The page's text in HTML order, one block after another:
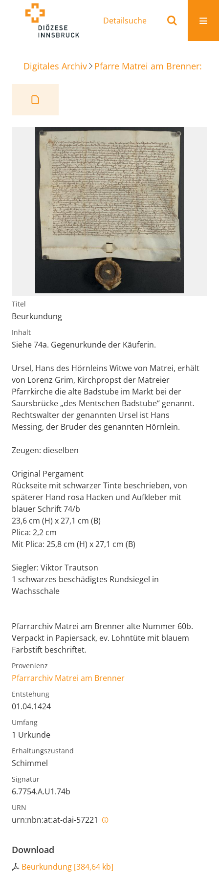
Detailsuche
Digitales Archiv Pfarre Matrei am Brenner:
Titel
Beurkundung
Inhalt
Siehe 74a. Gegenurkunde der Käuferin.
Ursel, Hans des Hörnleins Witwe von Matrei, erhält
von Lorenz Grim, Kirchpropst der Matreier
Pfarrkirche die alte Badstube im Markt bei der
Saursbrücke „des Mentschen Badstube“ genannt.
Rechtswalter der genannten Ursel ist Hans
Messing, der Bruder des genannten Hörnlein.
Zeugen: dieselben
Original Pergament
Rückseite mit schwarzer Tinte beschrieben, von
späterer Hand rosa Hacken und Aufkleber mit
blauer Schrift 74/b
23,6 cm (H) x 27,1 cm (B)
Plica: 2,2 cm
Mit Plica: 25,8 cm (H) x 27,1 cm (B)
Siegler: Viktor Trautson
1 schwarzes beschädigtes Rundsiegel in
Wachsschale
Pfarrarchiv Matrei am Brenner alte Nummer 60b.
Verpackt in Papiersack, ev. Lohntüte mit blauem
Farbstift beschriftet.
Provenienz
Pfarrarchiv Matrei am Brenner
Entstehung
01.04.1424
Umfang
1 Urkunde
Erhaltungszustand
Schimmel
Signatur
6.7754.A.U1.74b
URN
urn:nbn:at:at-dai-57221
Download
Beurkundung [384,64 kb]